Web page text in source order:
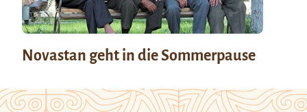
Novastan geht in die Sommerpause